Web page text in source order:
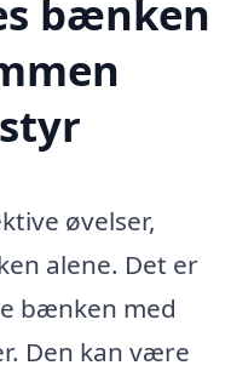
bænken
øvelser,
alene. Det er
bænken med
Den kan være